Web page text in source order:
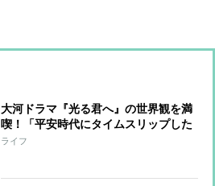
大河ドラマ『光る君へ』の世界観を満
喫！「平安時代にタイムスリップした
かのよう」京都・奈良の秋スポットを
ライフ